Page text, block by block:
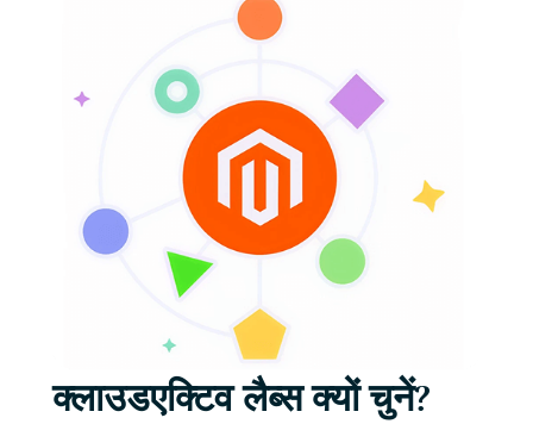
क्लाउडएक्टिव लैब्स क्यों चुनें?